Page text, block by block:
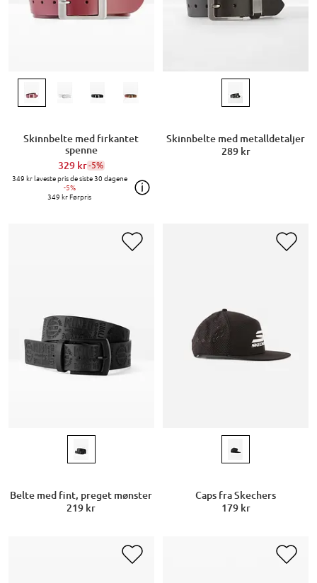
Skinnbelte med firkantet
spenne
329 kr-5%
349 krlaveste pris de siste 30 dagene
-5%
349 krFørpris
Skinnbelte med metalldetaljer
289 kr
Belte med fint, preget mønster
219 kr
Caps fra Skechers
179 kr